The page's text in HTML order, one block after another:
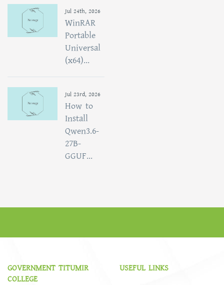
Jul 24th, 2026
WinRAR
Portable
Universal
(x64)...
Jul 23rd, 2026
How to
Install
Qwen3.6-
27B-
GGUF...
GOVERNMENT TITUMIR
COLLEGE
USEFUL LINKS